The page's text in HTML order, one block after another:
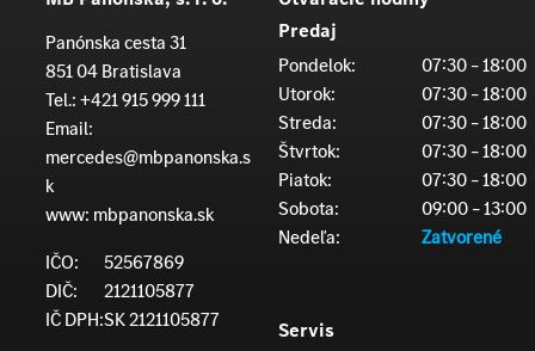
Panónska cesta 31
851 04 Bratislava
Tel.:+421 915 999 111
Email:
mercedes@mbpanonska.s
k
www: mbpanonska.sk
IČO:
52567869
DIČ:
2121105877
IČ DPH:SK 2121105877
Predaj
Pondelok:
07:30 – 18:00
Utorok:
07:30 – 18:00
Streda:
07:30 – 18:00
Štvrtok:
07:30 – 18:00
Piatok:
07:30 – 18:00
Sobota:
09:00 – 13:00
Nedeľa:
Zatvorené
Servis